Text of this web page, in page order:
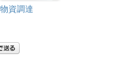
物資調達